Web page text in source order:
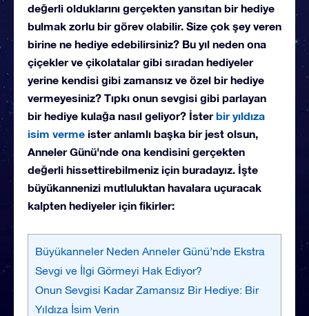
değerli olduklarını gerçekten yansıtan bir hediye
bulmak zorlu bir görev olabilir. Size çok şey veren
birine ne hediye edebilirsiniz? Bu yıl neden ona
çiçekler ve çikolatalar gibi sıradan hediyeler
yerine kendisi gibi zamansız ve özel bir hediye
vermeyesiniz? Tıpkı onun sevgisi gibi parlayan
bir hediye kulağa nasıl geliyor? İsterbir yıldıza
isim verme ister anlamlı başka bir jest olsun,
Anneler Günü'nde ona kendisini gerçekten
değerli hissettirebilmeniz için buradayız. İşte
büyükannenizi mutluluktan havalara uçuracak
kalpten hediyeler için fikirler:
Büyükanneler Neden Anneler Günü’nde Ekstra
Sevgi ve İlgi Görmeyi Hak Ediyor?
Onun Sevgisi Kadar Zamansız Bir Hediye: Bir
Yıldıza İsim Verin